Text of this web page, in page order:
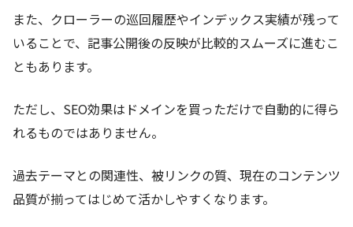
また、クローラーの巡回履歴やインデックス実績が残って
いることで、記事公開後の反映が比較的スムーズに進むこ
ともあります。
ただし、SEO効果はドメインを買っただけで自動的に得ら
れるものではありません。
過去テーマとの関連性、被リンクの質、現在のコンテンツ
品質が揃ってはじめて活かしやすくなります。